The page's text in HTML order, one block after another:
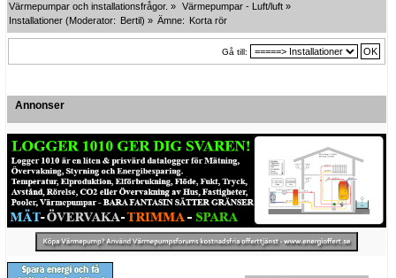
Värmepumpar och installationsfrågor. » Värmepumpar - Luft/luft »
Installationer (Moderator: Bertil) » Ämne: Korta rör
Gå till:
Annonser